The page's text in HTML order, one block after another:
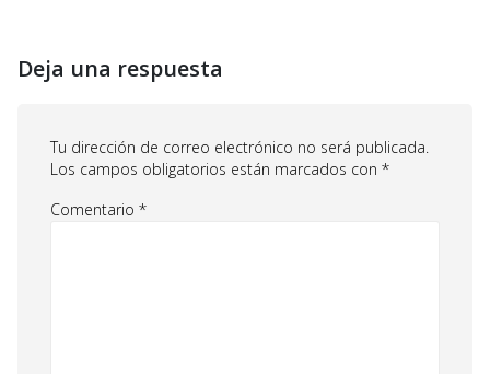
Deja una respuesta
Tu dirección de correo electrónico no será publicada.
Los campos obligatorios están marcados con *
Comentario *